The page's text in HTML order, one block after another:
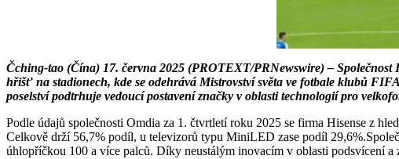
Čching-tao (Čína) 17. června 2025 (PROTEXT/PRNewswire) – Společnost
hřišť na stadionech, kde se odehrává Mistrovství světa ve fotbale klubů
poselství podtrhuje vedoucí postavení značky v oblasti technologií pro
Podle údajů společnosti Omdia za 1. čtvrtletí roku 2025 se firma Hisense z
Celkově drží 56,7% podíl, u televizorů typu MiniLED zase podíl
úhlopříčkou 100 a více palců. Díky neustálým inovacím v oblasti podsvícení